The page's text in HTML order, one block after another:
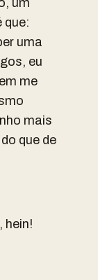
que:
uma
eu
me
mais
que de
hein!